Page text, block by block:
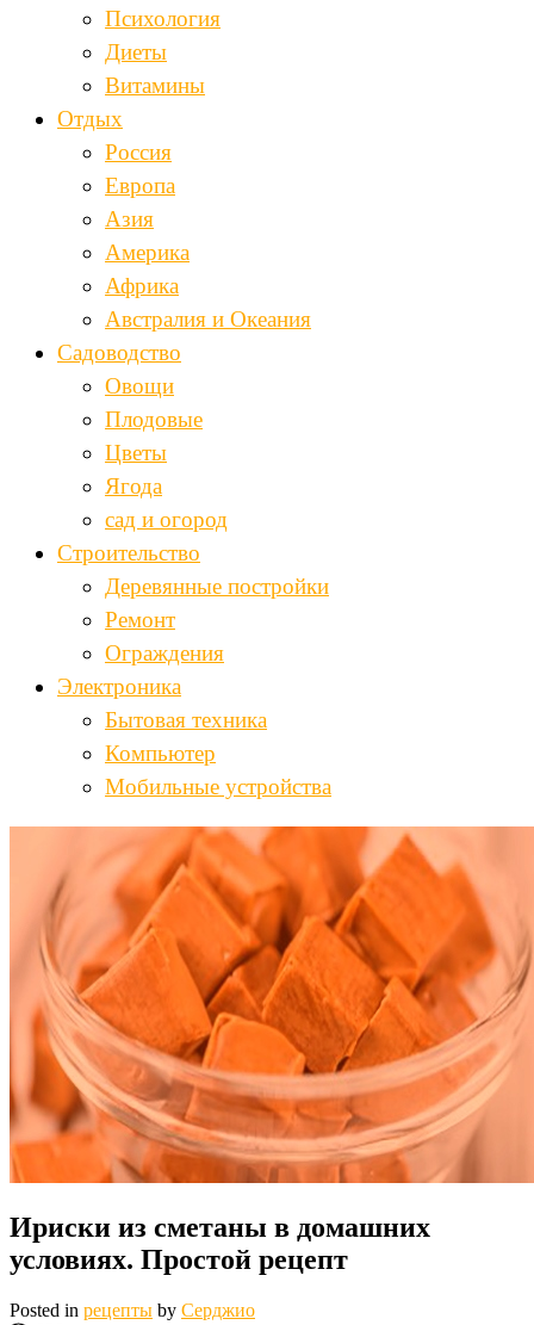
Психология
Диеты
Витамины
Отдых
Россия
Европа
Азия
Америка
Африка
Австралия и Океания
Садоводство
Овощи
Плодовые
Цветы
Ягода
сад и огород
Строительство
Деревянные постройки
Ремонт
Ограждения
Электроника
Бытовая техника
Компьютер
Мобильные устройства
Ириски из сметаны в домашних
условиях. Простой рецепт
Posted in рецепты by Серджио